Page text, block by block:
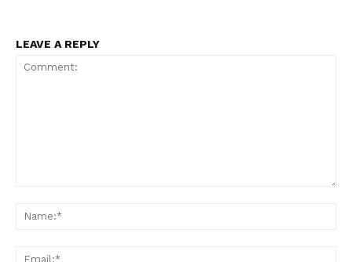
LEAVE A REPLY